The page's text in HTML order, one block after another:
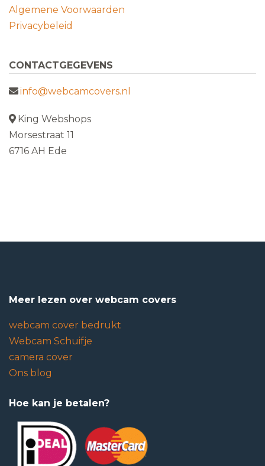
Algemene Voorwaarden
Privacybeleid
CONTACTGEGEVENS
info@webcamcovers.nl
King Webshops
Morsestraat 11
6716 AH Ede
Meer lezen over webcam covers
webcam cover bedrukt
Webcam Schuifje
camera cover
Ons blog
Hoe kan je betalen?